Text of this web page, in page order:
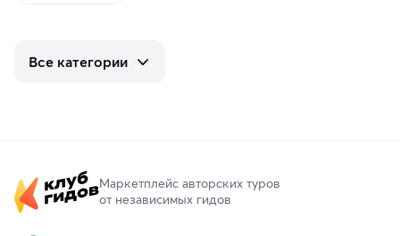
Все категории
Маркетплейс авторских туров
от независимых гидов